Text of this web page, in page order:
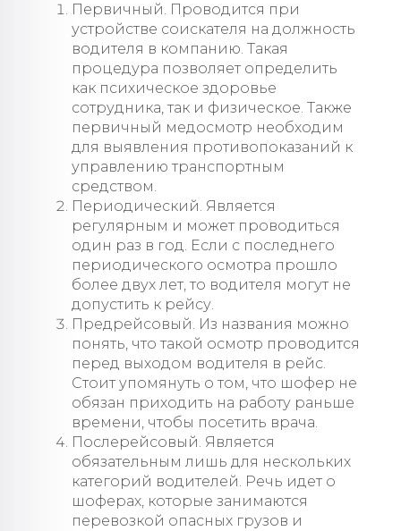
Первичный. Проводится при
устройстве соискателя на должность
водителя в компанию. Такая
процедура позволяет определить
как психическое здоровье
сотрудника, так и физическое. Также
первичный медосмотр необходим
для выявления противопоказаний к
управлению транспортным
средством.
Периодический. Является
регулярным и может проводиться
один раз в год. Если с последнего
периодического осмотра прошло
более двух лет, то водителя могут не
допустить к рейсу.
Предрейсовый. Из названия можно
понять, что такой осмотр проводится
перед выходом водителя в рейс.
Стоит упомянуть о том, что шофер не
обязан приходить на работу раньше
времени, чтобы посетить врача.
Послерейсовый. Является
обязательным лишь для нескольких
категорий водителей. Речь идет о
шоферах, которые занимаются
перевозкой опасных грузов и